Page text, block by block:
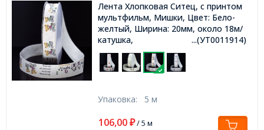
Лента Хлопковая Ситец, с принтом
мультфильм, Мишки, Цвет: Бело-
желтый, Ширина: 20мм, около 18м/
катушка,
...(УТ0011914)
Упаковка: 5 м
106,00 ₽/ 5 м